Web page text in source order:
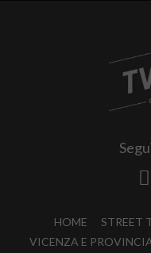
HOME STREET
VICENZA E